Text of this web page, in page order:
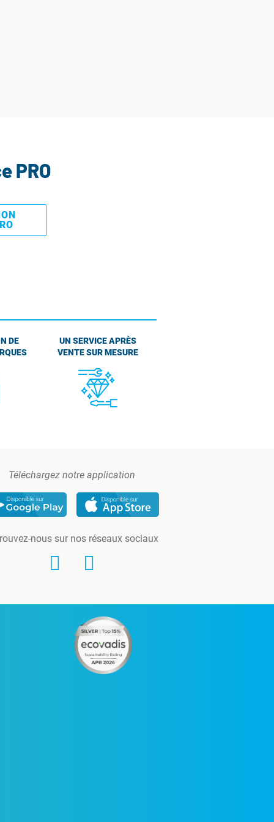
PRO
DE
UN SERVICE APRÈS
VENTE SUR MESURE
Téléchargez notre application
nous sur nos réseaux sociaux